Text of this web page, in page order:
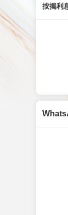
按揭利